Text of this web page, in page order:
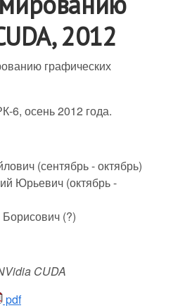
2012
графических
6, осень 2012 года.
(сентябрь - октябрь)
Юрьевич (октябрь -
(?)
CUDA
pdf